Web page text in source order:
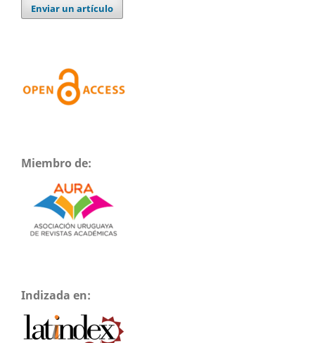
Enviar un artículo
Miembro de:
Indizada en: